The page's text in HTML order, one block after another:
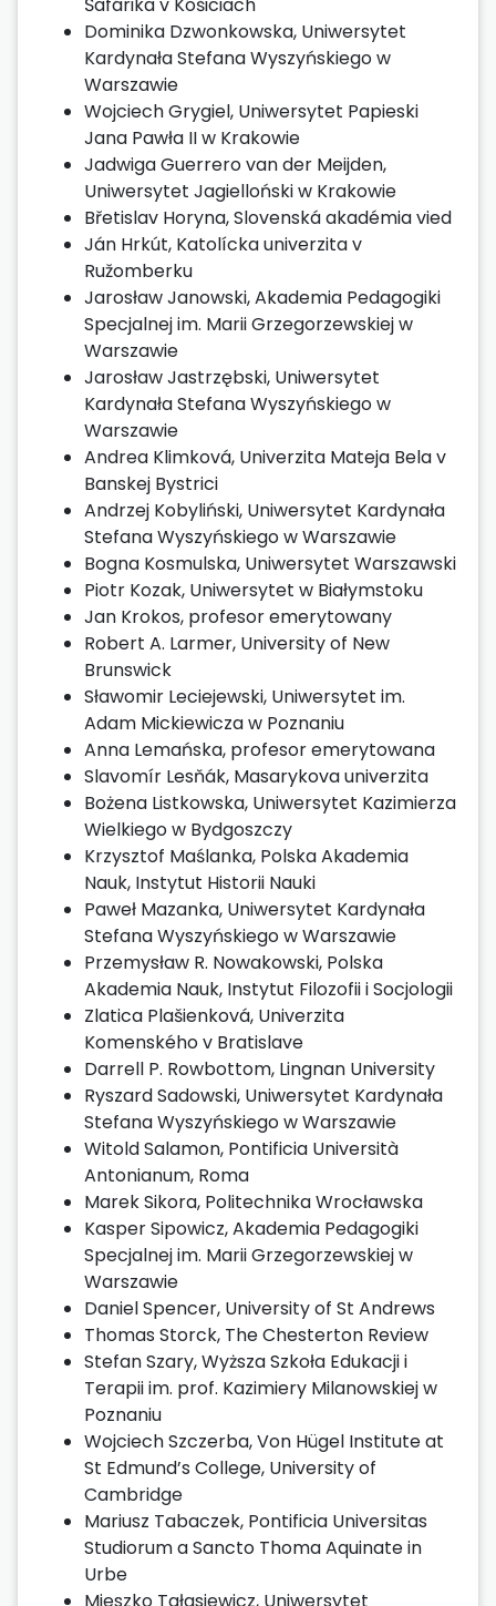
Dominika Dzwonkowska, Uniwersytet
Kardynała Stefana Wyszyńskiego w
Warszawie
Wojciech Grygiel, Uniwersytet Papieski
Jana Pawła II w Krakowie
Jadwiga Guerrero van der Meijden,
Uniwersytet Jagielloński w Krakowie
Břetislav Horyna, Slovenská akadémia vied
Ján Hrkút, Katolícka univerzita v
Ružomberku
Jarosław Janowski, Akademia Pedagogiki
Specjalnej im. Marii Grzegorzewskiej w
Warszawie
Jarosław Jastrzębski, Uniwersytet
Kardynała Stefana Wyszyńskiego w
Warszawie
Andrea Klimková, Univerzita Mateja Bela v
Banskej Bystrici
Andrzej Kobyliński, Uniwersytet Kardynała
Stefana Wyszyńskiego w Warszawie
Bogna Kosmulska, Uniwersytet Warszawski
Piotr Kozak, Uniwersytet w Białymstoku
Jan Krokos, profesor emerytowany
Robert A. Larmer, University of New
Brunswick
Sławomir Leciejewski, Uniwersytet im.
Adam Mickiewicza w Poznaniu
Anna Lemańska, profesor emerytowana
Slavomír Lesňák, Masarykova univerzita
Bożena Listkowska, Uniwersytet Kazimierza
Wielkiego w Bydgoszczy
Krzysztof Maślanka, Polska Akademia
Nauk, Instytut Historii Nauki
Paweł Mazanka, Uniwersytet Kardynała
Stefana Wyszyńskiego w Warszawie
Przemysław R. Nowakowski, Polska
Akademia Nauk, Instytut Filozofii i Socjologii
Zlatica Plašienková, Univerzita
Komenského v Bratislave
Darrell P. Rowbottom, Lingnan University
Ryszard Sadowski, Uniwersytet Kardynała
Stefana Wyszyńskiego w Warszawie
Witold Salamon, Pontificia Università
Antonianum, Roma
Marek Sikora, Politechnika Wrocławska
Kasper Sipowicz, Akademia Pedagogiki
Specjalnej im. Marii Grzegorzewskiej w
Warszawie
Daniel Spencer, University of St Andrews
Thomas Storck, The Chesterton Review
Stefan Szary, Wyższa Szkoła Edukacji i
Terapii im. prof. Kazimiery Milanowskiej w
Poznaniu
Wojciech Szczerba, Von Hügel Institute at
St Edmund’s College, University of
Cambridge
Mariusz Tabaczek, Pontificia Universitas
Studiorum a Sancto Thoma Aquinate in
Urbe